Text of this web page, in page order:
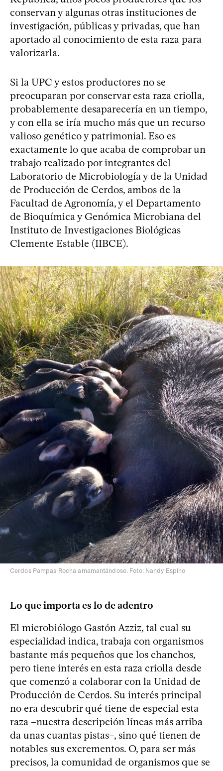
conservan y algunas otras instituciones de
investigación, públicas y privadas, que han
aportado al conocimiento de esta raza para
valorizarla.
Si la UPC y estos productores no se
preocuparan por conservar esta raza criolla,
probablemente desaparecería en un tiempo,
y con ella se iría mucho más que un recurso
valioso genético y patrimonial. Eso es
exactamente lo que acaba de comprobar un
trabajo realizado por integrantes del
Laboratorio de Microbiología y de la Unidad
de Producción de Cerdos, ambos de la
Facultad de Agronomía, y el Departamento
de Bioquímica y Genómica Microbiana del
Instituto de Investigaciones Biológicas
Clemente Estable (IIBCE).
Cerdos Pampas Rocha amamantándose. Foto: Nandy Espino
Lo que importa es lo de adentro
El microbiólogo Gastón Azziz, tal cual su
especialidad indica, trabaja con organismos
bastante más pequeños que los chanchos,
pero tiene interés en esta raza criolla desde
que comenzó a colaborar con la Unidad de
Producción de Cerdos. Su interés principal
no era descubrir qué tiene de especial esta
raza –nuestra descripción líneas más arriba
da unas cuantas pistas–, sino qué tienen de
notables sus excrementos. O, para ser más
precisos, la comunidad de organismos que se